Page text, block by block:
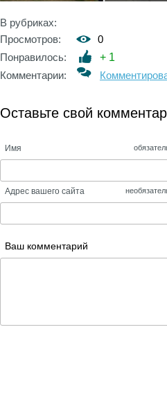
В рубриках:
Просмотров:
0
Понравилось:
+ 1
Комментарии:
Оставьте свой
Имя
Адрес вашего сайта
Ваш комментарий